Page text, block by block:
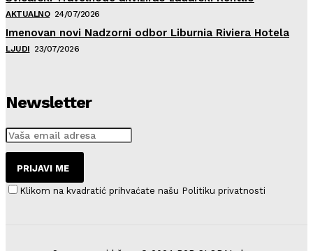
AKTUALNO 24/07/2026
Imenovan novi Nadzorni odbor Liburnia Riviera Hotela
LJUDI 23/07/2026
Newsletter
PRIJAVI ME
Klikom na kvadratić prihvaćate našu Politiku privatnosti